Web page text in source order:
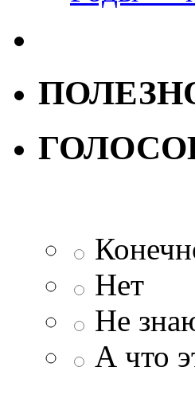
Нет
Не
А что